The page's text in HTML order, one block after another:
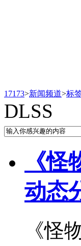
17173>新闻频道>标
DLSS
《
动态
《怪